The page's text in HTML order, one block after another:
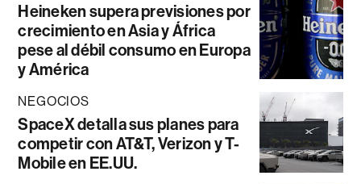
Heineken supera previsiones por
crecimiento en Asia y África
pese al débil consumo en Europa
y América
NEGOCIOS
SpaceX detalla sus planes para
competir con AT&T, Verizon y T-
Mobile en EE.UU.